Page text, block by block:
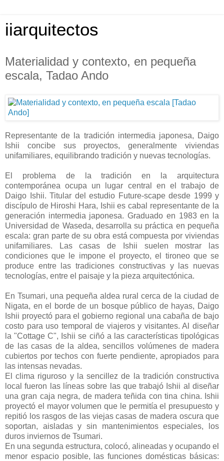
iiarquitectos
Materialidad y contexto, en pequeña
escala, Tadao Ando
Representante de la tradición intermedia japonesa, Daigo
Ishii concibe sus proyectos, generalmente viviendas
unifamiliares, equilibrando tradición y nuevas tecnologías.
El problema de la tradición en la arquitectura
contemporánea ocupa un lugar central en el trabajo de
Daigo Ishii. Titular del estudio Future-scape desde 1999 y
discípulo de Hiroshi Hara, Ishii es cabal representante de la
generación intermedia japonesa. Graduado en 1983 en la
Universidad de Waseda, desarrolla su práctica en pequeña
escala: gran parte de su obra está compuesta por viviendas
unifamiliares. Las casas de Ishii suelen mostrar las
condiciones que le impone el proyecto, el tironeo que se
produce entre las tradiciones constructivas y las nuevas
tecnologías, entre el paisaje y la pieza arquitectónica.
En Tsumari, una pequeña aldea rural cerca de la ciudad de
Nigata, en el borde de un bosque público de hayas, Daigo
Ishii proyectó para el gobierno regional una cabaña de bajo
costo para uso temporal de viajeros y visitantes. Al diseñar
la "Cottage C", Ishii se ciñó a las características tipológicas
de las casas de la aldea, sencillos volúmenes de madera
cubiertos por techos con fuerte pendiente, apropiados para
las intensas nevadas.
El clima riguroso y la sencillez de la tradición constructiva
local fueron las líneas sobre las que trabajó Ishii al diseñar
una gran caja negra, de madera teñida con tina china. Ishii
proyectó el mayor volumen que le permitía el presupuesto y
repitió los rasgos de las viejas casas de madera oscura que
soportan, aisladas y sin mantenimientos especiales, los
duros inviernos de Tsumari.
En una segunda estructura, colocó, alineadas y ocupando el
menor espacio posible, las funciones domésticas básicas: